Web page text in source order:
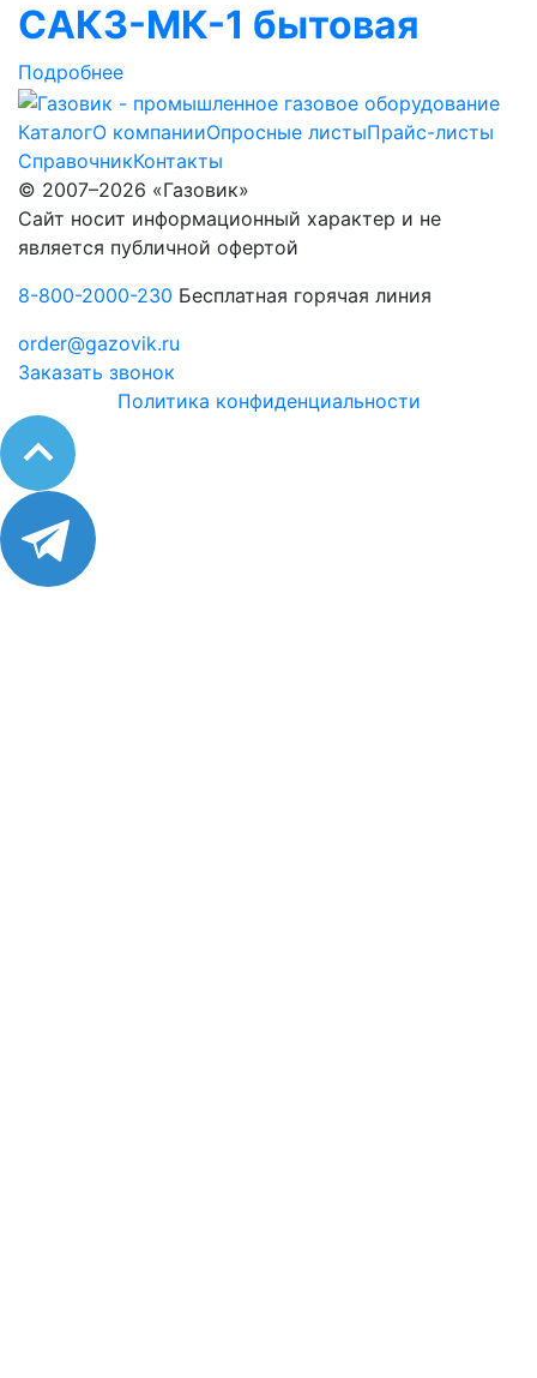
САКЗ-МК-1 бытовая
Подробнее
КаталогО компанииОпросные листыПрайс-листы
СправочникКонтакты
© 2007–2026 «Газовик»
Сайт носит информационный характер и не
является публичной офертой
8-800-2000-230 Бесплатная горячая линия
order@gazovik.ru
Заказать звонок
Политика конфиденциальности